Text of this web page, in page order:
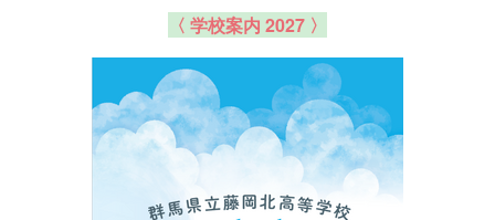
〈 学校案内 2027 〉